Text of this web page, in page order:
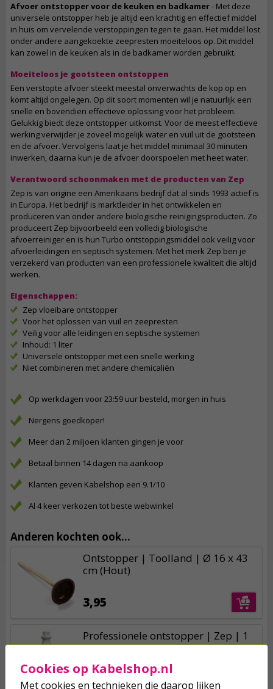
Afvoer ontstopper voor de keuken en badkamer- Met deze
universele ontstopper heb je altijd een krachtig en effectief middel
in huis om vervelende verstoppingen tegen te gaan. Het middel lost
onder andere aangekoekte zeepresten moeiteloos op. Dit middel
kan zowel in de keuken als in de badkamer worden gebruikt.
Moeiteloos je gootsteen ontstoppen
Een verstopte afvoer steekt meestal onverwachts de kop op en
komt altijd ongelegen. Op dit soort momenten wil je natuurlijk een
snelle en bovendien effectieve oplossing voor het probleem.
Gelukkig biedt deze ontstopper uitkomst. Voor de meest effectieve
werking verwijder je zoveel mogelijk water en vuil uit de gootsteen
en de afvoer. Vervolgens laat je het middel minimaal 30 minuten
inwerken, daarna kun je de afvoer doorspoelen met heet water.
Verantwoord schoonmaken met de producten van Zep
Zep is van origine een Amerikaans bedrijf dat al sinds 1993 actief is
in Europa. Het bedrijf is marktleider in het ontwikkelen en
produceren van onder andere biologische reinigingsproducten. Zo
produceert Zep bijvoorbeeld een volledig biologische
afvoerreiniger en is hun Turbo ontstoppingsmiddel ook veilig voor
afvoerleidingen en septisch systemen. Met het merk Zep ben je
verzekerd van producten van een professionele kwaliteit die altijd
werken.
Eigenschappen:
Zep vloeibare ontstopper
Voor het oplossen van vuil en zeepresten
Veilig voor alle leidingen en septische systemen
Inhoud: 1 liter
Universele ontstopper met een snelle werking
Niet combineren met andere chemicaliën
Op werkdagen voor 23:59 uur besteld, morgen in huis
Nergens goedkoper!
Meer dan 2 miljoen klanten gingen je voor
Betaal binnen 14 dagen na aankoop
Klanten geven Kabelshop een 9.1/10
Al 4 keer verkozen tot beste webwinkel
Anderen kochten ook...
Ontstopper | Toolland | Ø 16 x 43
cm (Hout)
3,95
Professionele ontstopper | Zep | 1
liter (Gebruiksklaar, Speciaal voor
11,95
Cookies op Kabelshop.nl
Met cookies en technieken die daarop lijken